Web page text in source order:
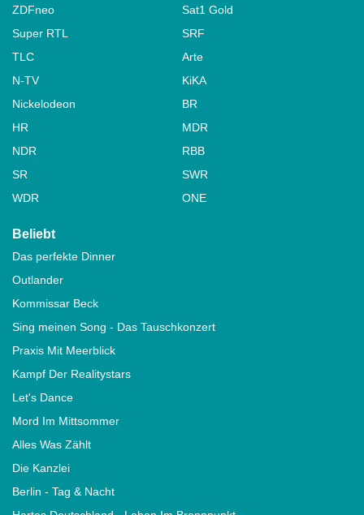
ZDFneo
Sat1 Gold
Super RTL
SRF
TLC
Arte
N-TV
KiKA
Nickelodeon
BR
HR
MDR
NDR
RBB
SR
SWR
WDR
ONE
Beliebt
Das perfekte Dinner
Outlander
Kommissar Beck
Sing meinen Song - Das Tauschkonzert
Praxis Mit Meerblick
Kampf Der Realitystars
Let's Dance
Mord Im Mittsommer
Alles Was Zählt
Die Kanzlei
Berlin - Tag & Nacht